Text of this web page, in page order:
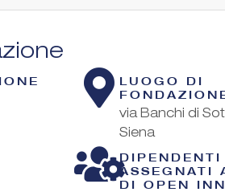
LUOGO DI
via Banchi di
Siena
DIPENDENTI
ASSEGNATI
DI OPEN